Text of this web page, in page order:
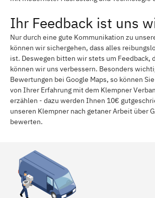
Ihr Feedback ist uns
Nur durch eine gute Kommunikation zu
können wir sichergehen, dass alles
ist. Deswegen bitten wir stets um Feedback,
können wir uns verbessern. Besonders
Bewertungen bei Google Maps, so können
von Ihrer Erfahrung mit dem Klempner
erzählen - dazu werden Ihnen 10€
unseren Klempner nach getaner Arbeit über
bewerten.